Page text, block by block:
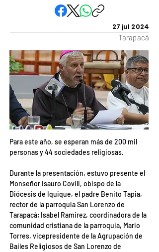
27 jul 2024
Tarapacá
Para este año, se esperan más de 200 mil
personas y 44 sociedades religiosas.
Durante la presentación, estuvo presente el
Monseñor Isauro Covili, obispo de la
Diócesis de Iquique, el padre Benito Tapia,
rector de la parroquia San Lorenzo de
Tarapacá; Isabel Ramirez, coordinadora de la
comunidad cristiana de la parroquia, Mario
Torres, vicepresidente de la Agrupación de
Bailes Religiosos de San Lorenzo de